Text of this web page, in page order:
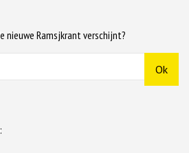
nieuwe Ramsjkrant verschijnt?